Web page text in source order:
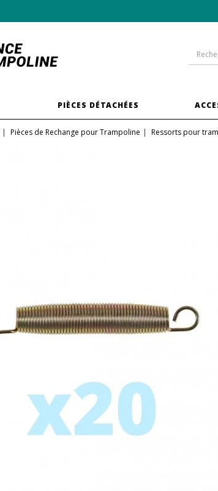
PIÈCES DÉTACHÉES
Pièces de Rechange pour Trampoline Ressorts pour